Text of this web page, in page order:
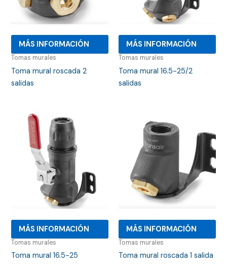
MÁS INFORMACIÓN
Tomas murales
Toma mural roscada 2
salidas
MÁS INFORMACIÓN
Tomas murales
Toma mural 16.5-25/2
salidas
MÁS INFORMACIÓN
Tomas murales
Toma mural 16.5-25
MÁS INFORMACIÓN
Tomas murales
Toma mural roscada 1 salida